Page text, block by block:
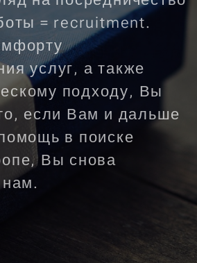
= recruitment.
услуг, а также
подходу, Вы
если Вам и дальше
в поиске
Вы снова
нам.